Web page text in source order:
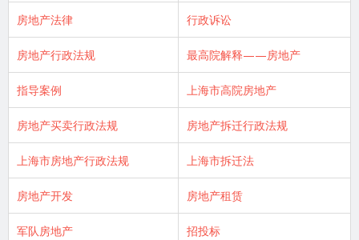
房地产法律 行政诉讼
房地产行政法规 最高院解释——房地产
指导案例 上海市高院房地产
房地产买卖行政法规 房地产拆迁行政法规
上海市房地产行政法规 上海市拆迁法
房地产开发 房地产租赁
军队房地产 招投标